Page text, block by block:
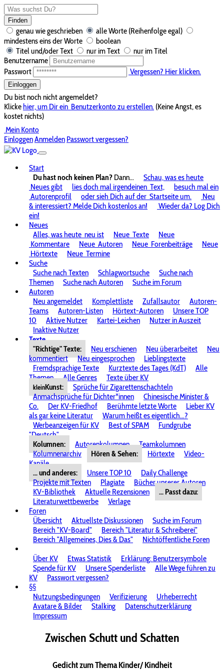
Finden
genau wie geschrieben
alle Worte (Reihenfolge egal)
mindestens eins der Worte
boolean
Titel und/oder Text
nur im Text
nur im Titel
Benutzername
Passwort
Vergessen? Hier klicken.
Einloggen
Du bist noch nicht angemeldet?
Klickehier, um Dir ein Benutzerkonto zu erstellen. (Keine Angst, es
kostet nichts)
Mein Konto
EinloggenAnmelden Passwort vergessen?
Start
Du hast noch keinen Plan? Dann...
Schau, was es heute
Neues gibt
lies doch mal irgendeinen Text,
besuch mal ein
Autorenprofil
oder sieh Dich auf der Startseite um.
Neu
& interessiert? Melde Dich kostenlos an!
Wieder da? Log Dich
ein!
Neues
Alles, was heute neu ist Neue Texte
Neue
Kommentare
Neue Autoren Neue Forenbeiträge
Neue
Hörtexte
Neue Termine
Suche
Suche nach Texten
Schlagwortsuche
Suche nach
Themen
Suche nach Autoren
Suche im Forum
Autoren
Neu angemeldet
Komplettliste Zufallsautor
Autoren-
Teams
Autoren-Listen Hörtext-Autoren
Unsere TOP
10
Aktive Nutzer Kartei-Leichen
Nutzer in Auszeit
Inaktive Nutzer
Texte
"Richtige" Texte:
Neu erschienen Neu überarbeitet
Neu
kommentiert
Neu eingesprochen
Lieblingstexte
Fremdsprachige Texte
Kurztexte des Tages (KdT)
Alle
Themen
Alle Genres Texte über KV
kleinKunst:
Sprüche für Zigarettenschachteln
Anmachsprüche für Dichter*innen
Chinesische Minister &
Co.
Der KV-Friedhof Berühmte letzte Worte
Lieber KV
als gar keine Literatur
Warum heißt es eigentlich...?
Werbeanzeigen für KV
Best of SPAM
Fundgrube
"Deutsch"
Kolumnen:
Autorenkolumnen
Teamkolumnen
Kolumnenarchiv
Hören & Sehen: Hörtexte
Video-
Kanäle
... und anderes:
Unsere TOP 10
Daily Challenge
Projekte mit Texten
Plagiate
Bücher unserer Autoren
KV-Bibliothek
Aktuelle Rezensionen
... Passt dazu:
Literaturwettbewerbe
Verlage
Foren
Übersicht
Aktuellste Diskussionen
Suche im Forum
Bereich "KV-Board"
Bereich "Literatur & Schreiberei"
Bereich "Allgemeines, Dies & Das"
Nichtöffentliche Foren
Über KV
Etwas Statistik
Erklärung: Benutzersymbole
Spende für KV
Unsere Spenderliste
Alle Wege führen zu
KV
Passwort vergessen?
§§
Nutzungsbedingungen
Verifizierung
Urheberrecht
Avatare & Bilder
Stalking
Datenschutzerklärung
Impressum
Zwischen Schutt und Schatten
Gedicht zum Thema Kinder/ Kindheit